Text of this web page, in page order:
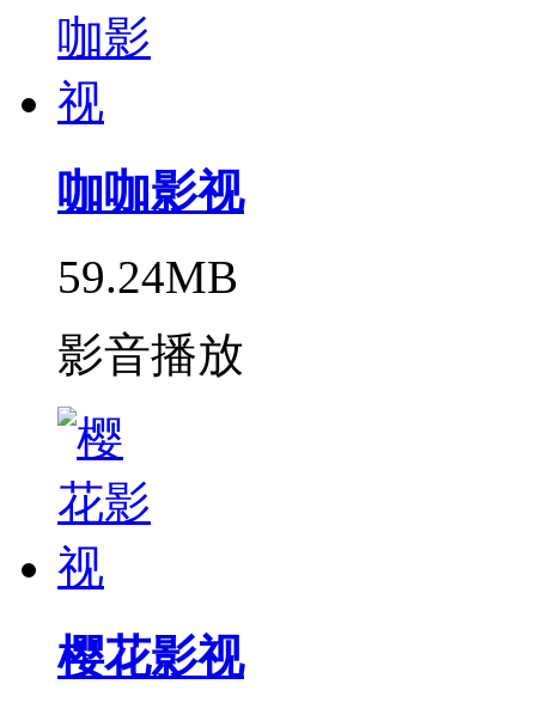
咖咖影视
59.24MB
影音播放
樱花影视